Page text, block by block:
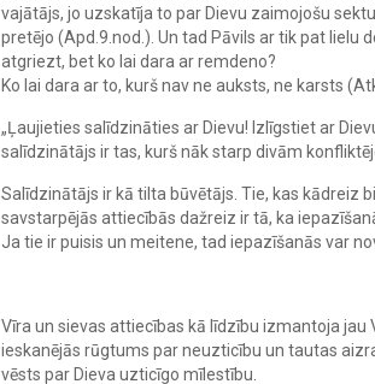
vajātājs, jo uzskatīja to par Dievu zaimojošu
pretējo (Apd.9.nod.). Un tad Pāvils ar tik pat lielu
atgriezt, bet ko lai dara ar remdeno?
Ko lai dara ar to, kurš nav ne auksts, ne karsts
„Ļaujieties salīdzināties ar Dievu! Izlīgstiet ar
salīdzinātājs ir tas, kurš nāk starp divām
Salīdzinātājs ir kā tilta būvētājs. Tie, kas kādreiz
savstarpējās attiecībās dažreiz ir tā, ka
Ja tie ir puisis un meitene, tad iepazīšanās var
Vīra un sievas attiecības kā līdzību izmantoja
ieskanējās rūgtums par neuzticību un tautas
vēsts par Dieva uzticīgo mīlestību.